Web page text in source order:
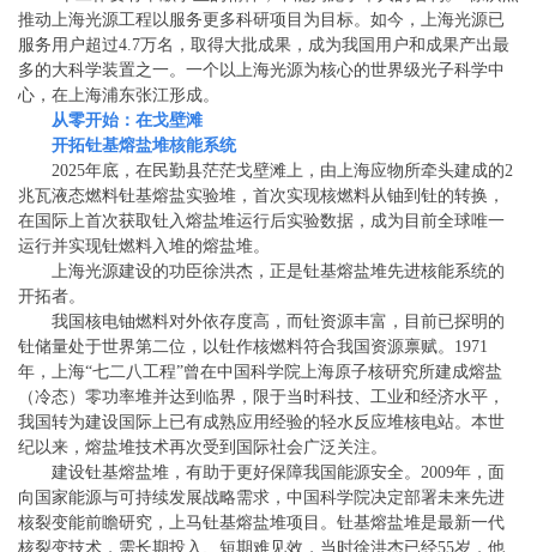
推动上海光源工程以服务更多科研项目为目标。如今，上海光源已
服务用户超过4.7万名，取得大批成果，成为我国用户和成果产出最
多的大科学装置之一。一个以上海光源为核心的世界级光子科学中
心，在上海浦东张江形成。
从零开始：在戈壁滩
开拓钍基熔盐堆核能系统
2025年底，在民勤县茫茫戈壁滩上，由上海应物所牵头建成的2
兆瓦液态燃料钍基熔盐实验堆，首次实现核燃料从铀到钍的转换，
在国际上首次获取钍入熔盐堆运行后实验数据，成为目前全球唯一
运行并实现钍燃料入堆的熔盐堆。
上海光源建设的功臣徐洪杰，正是钍基熔盐堆先进核能系统的
开拓者。
我国核电铀燃料对外依存度高，而钍资源丰富，目前已探明的
钍储量处于世界第二位，以钍作核燃料符合我国资源禀赋。1971
年，上海“七二八工程”曾在中国科学院上海原子核研究所建成熔盐
（冷态）零功率堆并达到临界，限于当时科技、工业和经济水平，
我国转为建设国际上已有成熟应用经验的轻水反应堆核电站。本世
纪以来，熔盐堆技术再次受到国际社会广泛关注。
建设钍基熔盐堆，有助于更好保障我国能源安全。2009年，面
向国家能源与可持续发展战略需求，中国科学院决定部署未来先进
核裂变能前瞻研究，上马钍基熔盐堆项目。钍基熔盐堆是最新一代
核裂变技术，需长期投入、短期难见效，当时徐洪杰已经55岁，他